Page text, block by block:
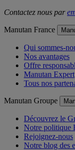
Contactez nous par
Manutan France
Qui sommes-
Nos avantages
Offre
Manutan Expert
Tous nos
Manutan Groupe
Découvrez le
Notre politique
Rejoignez-nous
Notre blog des